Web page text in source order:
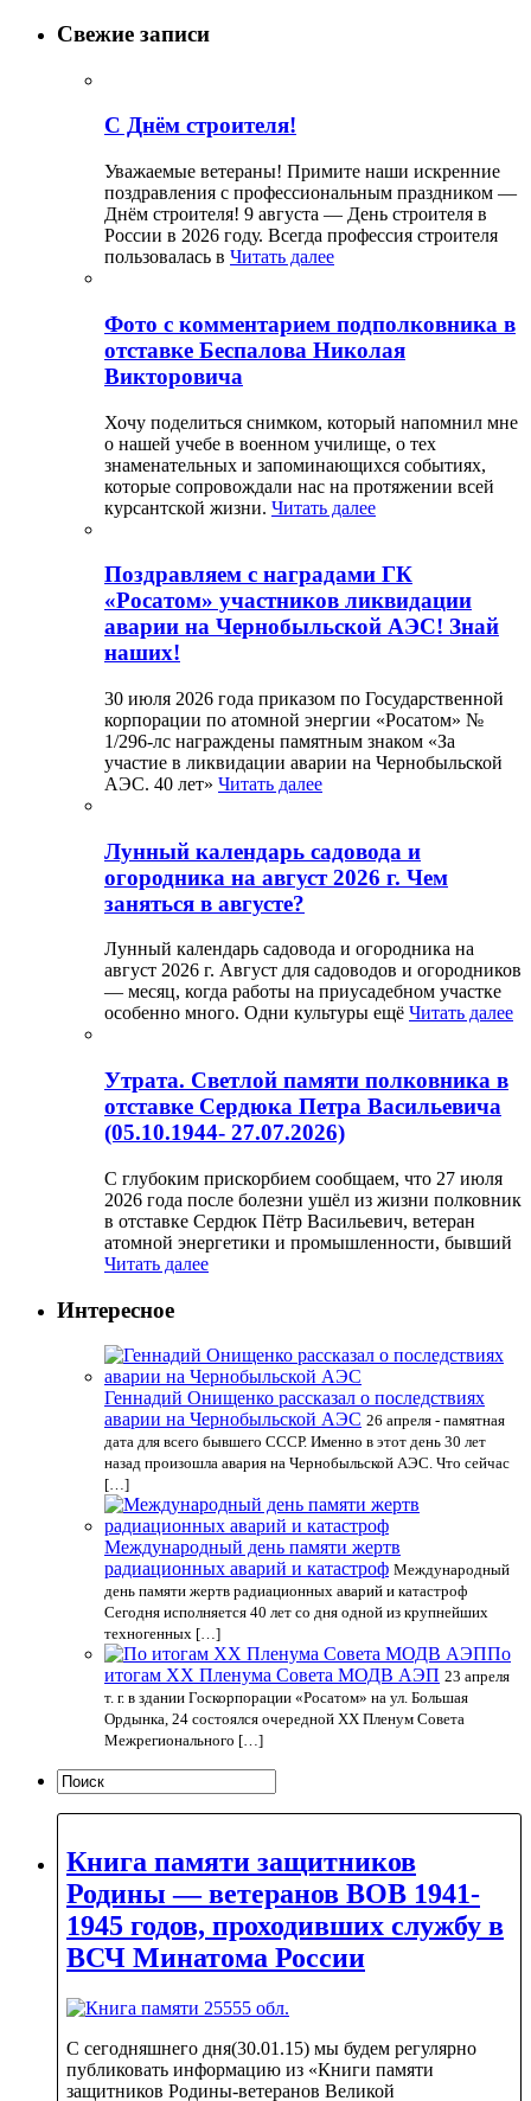
Свежие записи
С Днём строителя!
Уважаемые ветераны! Примите наши искренние
поздравления с профессиональным праздником —
Днём строителя! 9 августа — День строителя в
России в 2026 году. Всегда профессия строителя
пользовалась в Читать далее
Фото с комментарием подполковника в
отставке Беспалова Николая
Викторовича
Хочу поделиться снимком, который напомнил мне
о нашей учебе в военном училище, о тех
знаменательных и запоминающихся событиях,
которые сопровождали нас на протяжении всей
курсантской жизни. Читать далее
Поздравляем с наградами ГК
«Росатом» участников ликвидации
аварии на Чернобыльской АЭС! Знай
наших!
30 июля 2026 года приказом по Государственной
корпорации по атомной энергии «Росатом» №
1/296-лс награждены памятным знаком «За
участие в ликвидации аварии на Чернобыльской
АЭС. 40 лет» Читать далее
Лунный календарь садовода и
огородника на август 2026 г. Чем
заняться в августе?
Лунный календарь садовода и огородника на
август 2026 г. Август для садоводов и огородников
— месяц, когда работы на приусадебном участке
особенно много. Одни культуры ещё Читать далее
Утрата. Светлой памяти полковника в
отставке Сердюка Петра Васильевича
(05.10.1944- 27.07.2026)
С глубоким прискорбием сообщаем, что 27 июля
2026 года после болезни ушёл из жизни полковник
в отставке Сердюк Пётр Васильевич, ветеран
атомной энергетики и промышленности, бывший
Читать далее
Интересное
Геннадий Онищенко рассказал о последствиях
аварии на Чернобыльской АЭС 26 апреля - памятная
дата для всего бывшего СССР. Именно в этот день 30 лет
назад произошла авария на Чернобыльской АЭС. Что сейчас
[…]
Международный день памяти жертв
радиационных аварий и катастроф Международный
день памяти жертв радиационных аварий и катастроф
Сегодня исполняется 40 лет со дня одной из крупнейших
техногенных […]
По
итогам XX Пленума Совета МОДВ АЭП 23 апреля
т. г. в здании Госкорпорации «Росатом» на ул. Большая
Ордынка, 24 состоялся очередной XX Пленум Совета
Межрегионального […]
Книга памяти защитников
Родины — ветеранов ВОВ 1941-
1945 годов, проходивших службу в
ВСЧ Минатома России
С сегодняшнего дня(30.01.15) мы будем регулярно
публиковать информацию из «Книги памяти
защитников Родины-ветеранов Великой